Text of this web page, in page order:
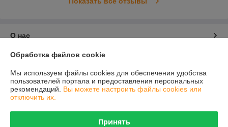
О нас
Контакты
Доставка и оплата
Обработка файлов cookie
Мы используем файлы cookies для обеспечения удобства
пользователей портала и предоставления персональных
рекомендаций. Вы можете настроить файлы cookies или
отключить их.
Принять